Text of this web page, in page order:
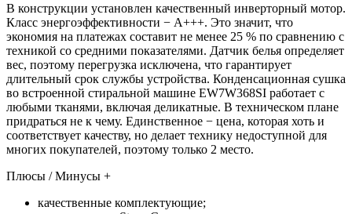
В конструкции установлен качественный инверторный мотор.
Класс энергоэффективности − А+++. Это значит, что
экономия на платежах составит не менее 25 % по сравнению с
техникой со средними показателями. Датчик белья определяет
вес, поэтому перегрузка исключена, что гарантирует
длительный срок службы устройства. Конденсационная сушка
во встроенной стиральной машине EW7W368SI работает с
любыми тканями, включая деликатные. В техническом плане
придраться не к чему. Единственное − цена, которая хоть и
соответствует качеству, но делает технику недоступной для
многих покупателей, поэтому только 2 место.
Плюсы / Минусы +
качественные комплектующие;